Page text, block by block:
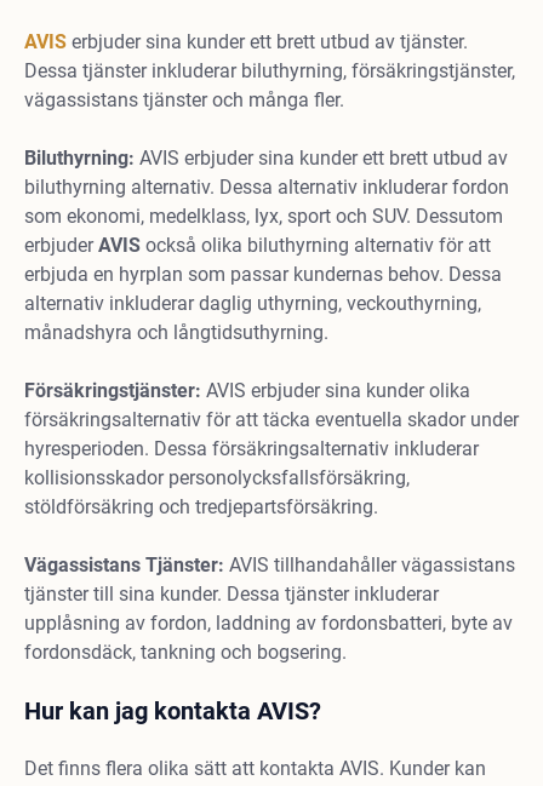
AVIS erbjuder sina kunder ett brett utbud av tjänster.
Dessa tjänster inkluderar biluthyrning, försäkringstjänster,
vägassistans tjänster och många fler.
Biluthyrning: AVIS erbjuder sina kunder ett brett utbud av
biluthyrning alternativ. Dessa alternativ inkluderar fordon
som ekonomi, medelklass, lyx, sport och SUV. Dessutom
erbjuderAVIS också olika biluthyrning alternativ för att
erbjuda en hyrplan som passar kundernas behov. Dessa
alternativ inkluderar daglig uthyrning, veckouthyrning,
månadshyra och långtidsuthyrning.
Försäkringstjänster: AVIS erbjuder sina kunder olika
försäkringsalternativ för att täcka eventuella skador under
hyresperioden. Dessa försäkringsalternativ inkluderar
kollisionsskador personolycksfallsförsäkring,
stöldförsäkring och tredjepartsförsäkring.
Vägassistans Tjänster: AVIS tillhandahåller vägassistans
tjänster till sina kunder. Dessa tjänster inkluderar
upplåsning av fordon, laddning av fordonsbatteri, byte av
fordonsdäck, tankning och bogsering.
Hur kan jag kontakta AVIS?
Det finns flera olika sätt att kontakta AVIS. Kunder kan